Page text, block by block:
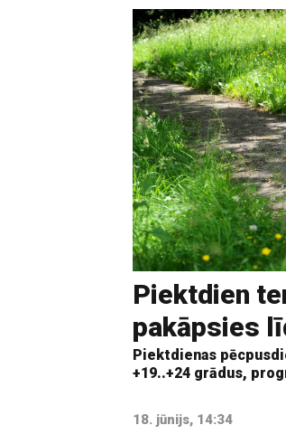
Piektdien
pakāpsies
Piektdienas
+19..+24 grādus,
18. jūnijs, 14:34